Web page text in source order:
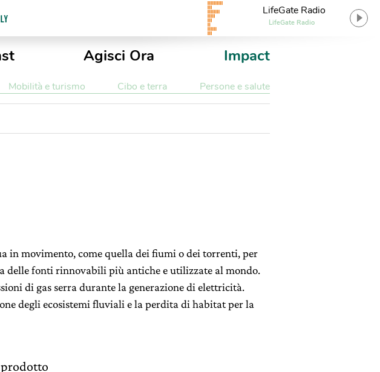
LifeGate Radio
LifeGate Radio
Agisci Ora Impact
Mobilità e turismo Cibo e terra Persone e salute
in movimento, come quella dei fiumi o dei torrenti, per
delle fonti rinnovabili più antiche e utilizzate al mondo.
di gas serra durante la generazione di elettricità.
degli ecosistemi fluviali e la perdita di habitat per la
prodotto